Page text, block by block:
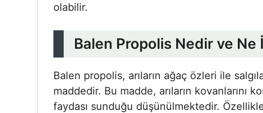
olabilir.
Balen Propolis Nedir ve Ne
Balen propolis, arıların ağaç özleri ile
maddedir. Bu madde, arıların kovanlarını
faydası sunduğu düşünülmektedir.